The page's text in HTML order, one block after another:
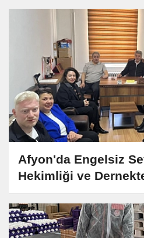
Afyon'da Engelsiz
Hekimliği ve